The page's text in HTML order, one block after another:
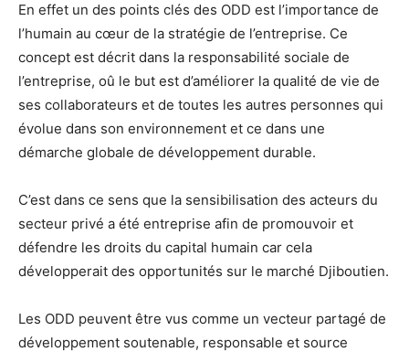
En effet un des points clés des ODD est l’importance de
l’humain au cœur de la stratégie de l’entreprise. Ce
concept est décrit dans la responsabilité sociale de
l’entreprise, oû le but est d’améliorer la qualité de vie de
ses collaborateurs et de toutes les autres personnes qui
évolue dans son environnement et ce dans une
démarche globale de développement durable.
C’est dans ce sens que la sensibilisation des acteurs du
secteur privé a été entreprise afin de promouvoir et
défendre les droits du capital humain car cela
développerait des opportunités sur le marché Djiboutien.
Les ODD peuvent être vus comme un vecteur partagé de
développement soutenable, responsable et source